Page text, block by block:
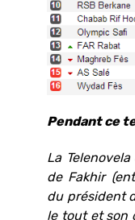
Pendant ce
La
de Fakhir
du président
le tout et son